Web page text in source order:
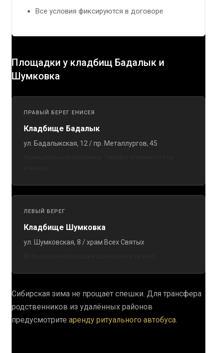
Все условия фиксируются в договоре
Площадки у кладбищ Бадалык и
Шумковка
ПРАВЫЙ БЕРЕГ ЕНИСЕЯ
Кладбище Бадалык
ул. Бадалыкская, 12 / пр. Металлургов, 45
ЛЕВЫЙ БЕРЕГ
Кладбище Шумковка
ул. Шумковская, 8 / храм Всех Святых
Сибирская зима не прощает спешки. Для трансфера
родственников из удалённых районов
предусмотрите аренду ритуального автобуса.